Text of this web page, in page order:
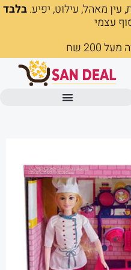
מאהל, עילוט, יפיע.בלבד
עצמי
200 שח